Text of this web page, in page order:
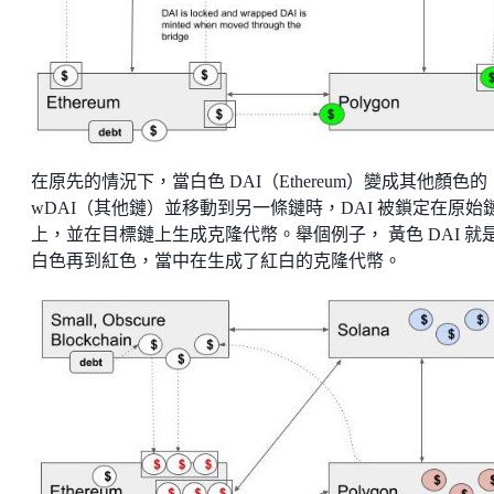
在原先的情況下，當白色 DAI（Ethereum）變成其他顏色的
wDAI（其他鏈）並移動到另一條鏈時，DAI 被鎖定在原始
上，並在目標鏈上生成克隆代幣。舉個例子， 黃色 DAI 就
白色再到紅色，當中在生成了紅白的克隆代幣。